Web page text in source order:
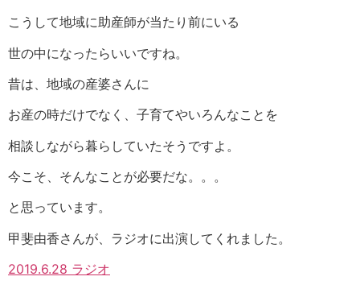
こうして地域に助産師が当たり前にいる
世の中になったらいいですね。
昔は、地域の産婆さんに
お産の時だけでなく、子育てやいろんなことを
相談しながら暮らしていたそうですよ。
今こそ、そんなことが必要だな。。。
と思っています。
甲斐由香さんが、ラジオに出演してくれました。
2019.6.28 ラジオ